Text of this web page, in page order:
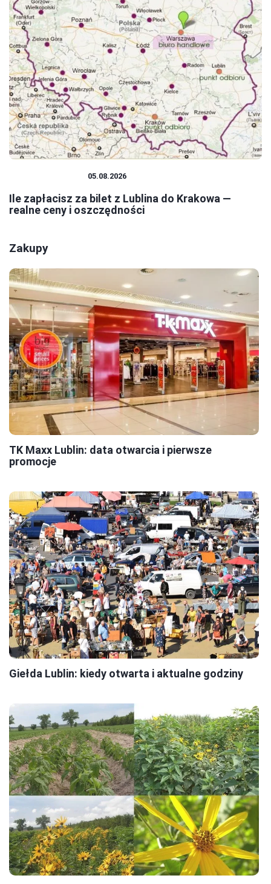
05.08.2026
Ile zapłacisz za bilet z Lublina do Krakowa —
realne ceny i oszczędności
Zakupy
TK Maxx Lublin: data otwarcia i pierwsze
promocje
Giełda Lublin: kiedy otwarta i aktualne godziny